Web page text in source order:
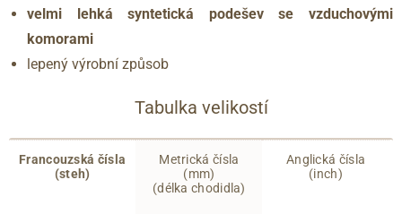
velmi lehká syntetická podešev se vzduchovými
komorami
lepený výrobní způsob
Tabulka velikostí
Francouzská čísla
(steh)
Metrická čísla
(mm)
(délka chodidla)
Anglická čísla
(inch)